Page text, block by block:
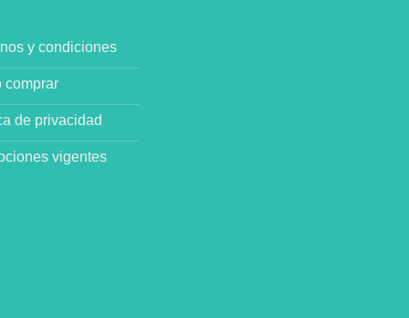
y condiciones
comprar
de privacidad
vigentes